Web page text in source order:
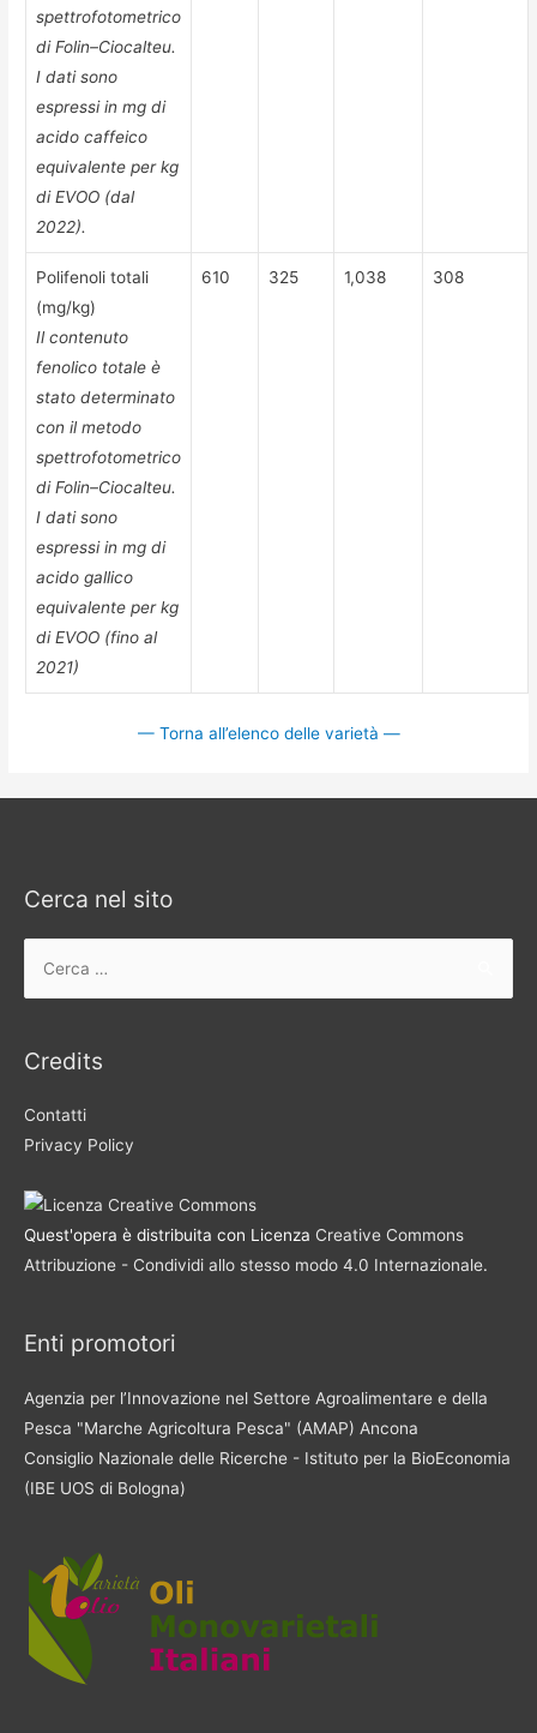
spettrofotometrico
di Folin–Ciocalteu.
I dati sono
espressi in mg di
acido caffeico
equivalente per kg
di EVOO (dal
2022).
Polifenoli totali
(mg/kg)
Il contenuto
fenolico totale è
stato determinato
con il metodo
spettrofotometrico
di Folin–Ciocalteu.
I dati sono
espressi in mg di
acido gallico
equivalente per kg
di EVOO (fino al
2021)
610 325 1,038 308
— Torna all’elenco delle varietà —
Cerca nel sito
Credits
Contatti
Privacy Policy
Quest'opera è distribuita con Licenza Creative Commons
Attribuzione - Condividi allo stesso modo 4.0 Internazionale.
Enti promotori
Agenzia per l’Innovazione nel Settore Agroalimentare e della
Pesca "Marche Agricoltura Pesca" (AMAP) Ancona
Consiglio Nazionale delle Ricerche - Istituto per la BioEconomia
(IBE UOS di Bologna)